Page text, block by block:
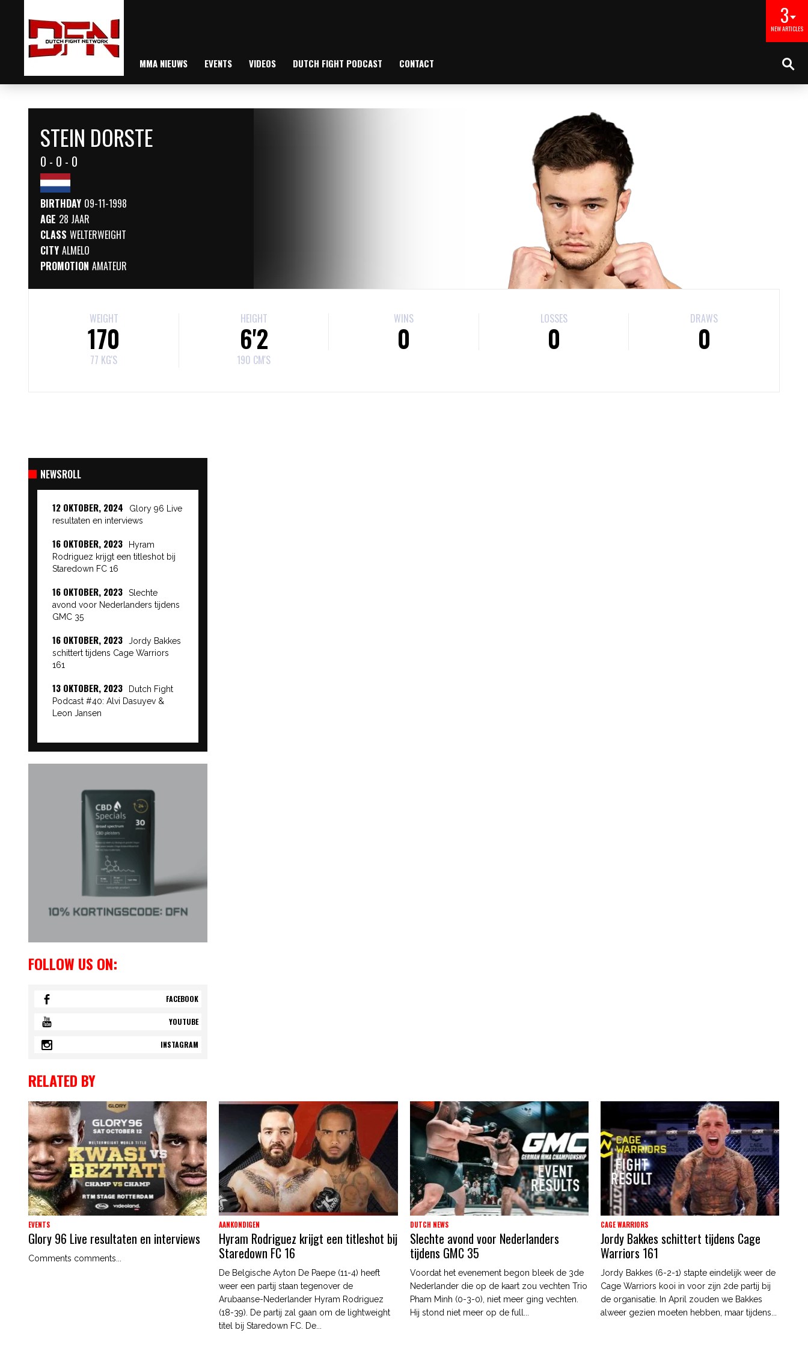
3
NEW ARTICLES
MMA NIEUWS EVENTS VIDEOS DUTCH FIGHT PODCAST CONTACT
STEIN DORSTE
0 - 0 - 0
BIRTHDAY 09-11-1998
AGE 28 JAAR
CLASS WELTERWEIGHT
CITY ALMELO
PROMOTION AMATEUR
WEIGHT
170
77 KG'S
HEIGHT
6'2
190 CM'S
WINS
0
LOSSES
0
DRAWS
0
NEWSROLL
12 OKTOBER, 2024
Glory 96 Live
resultaten en interviews
16 OKTOBER, 2023
Hyram
Rodriguez krijgt een titleshot bij
Staredown FC 16
16 OKTOBER, 2023
Slechte
avond voor Nederlanders tijdens
GMC 35
16 OKTOBER, 2023
Jordy Bakkes
schittert tijdens Cage Warriors
161
13 OKTOBER, 2023
Dutch Fight
Podcast #40: Alvi Dasuyev &
Leon Jansen
FOLLOW US ON:
FACEBOOK
YOUTUBE
INSTAGRAM
RELATED BY
EVENTS
Glory 96 Live resultaten en interviews
Comments comments...
AANKONDIGEN
Hyram Rodriguez krijgt een titleshot bij
Staredown FC 16
De Belgische Ayton De Paepe (11-4) heeft
weer een partij staan tegenover de
Arubaanse-Nederlander Hyram Rodriguez
(18-39). De partij zal gaan om de lightweight
titel bij Staredown FC. De...
DUTCH NEWS
Slechte avond voor Nederlanders
tijdens GMC 35
Voordat het evenement begon bleek de 3de
Nederlander die op de kaart zou vechten Trio
Pham Minh (0-3-0), niet meer ging vechten.
Hij stond niet meer op de full...
CAGE WARRIORS
Jordy Bakkes schittert tijdens Cage
Warriors 161
Jordy Bakkes (6-2-1) stapte eindelijk weer de
Cage Warriors kooi in voor zijn 2de partij bij
de organisatie. In April zouden we Bakkes
alweer gezien moeten hebben, maar tijdens...